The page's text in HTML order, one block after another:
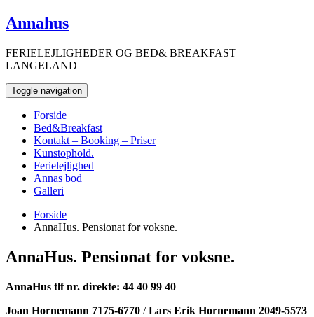
Skip
to
Annahus
FERIELEJLIGHEDER OG BED& BREAKFAST
LANGELAND
Toggle navigation
Forside
Bed&Breakfast
Kontakt – Booking – Priser
Kunstophold.
Ferielejlighed
Annas bod
Galleri
Forside
AnnaHus. Pensionat for voksne.
AnnaHus. Pensionat for voksne.
AnnaHus tlf nr. direkte: 44 40 99 40
Joan Hornemann 7175-6770 /Lars Erik Hornemann 2049-5573